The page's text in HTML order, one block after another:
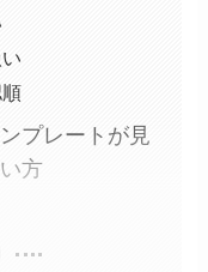
プレートが見
方